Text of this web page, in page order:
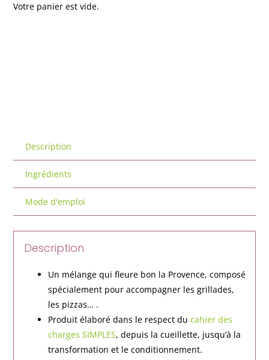
Votre panier est vide.
Description
Ingrédients
Mode d'emploi
Description
Un mélange qui fleure bon la Provence, composé
spécialement pour accompagner les grillades,
les pizzas… .
Produit élaboré dans le respect du cahier des
charges SIMPLES, depuis la cueillette, jusqu’à la
transformation et le conditionnement.